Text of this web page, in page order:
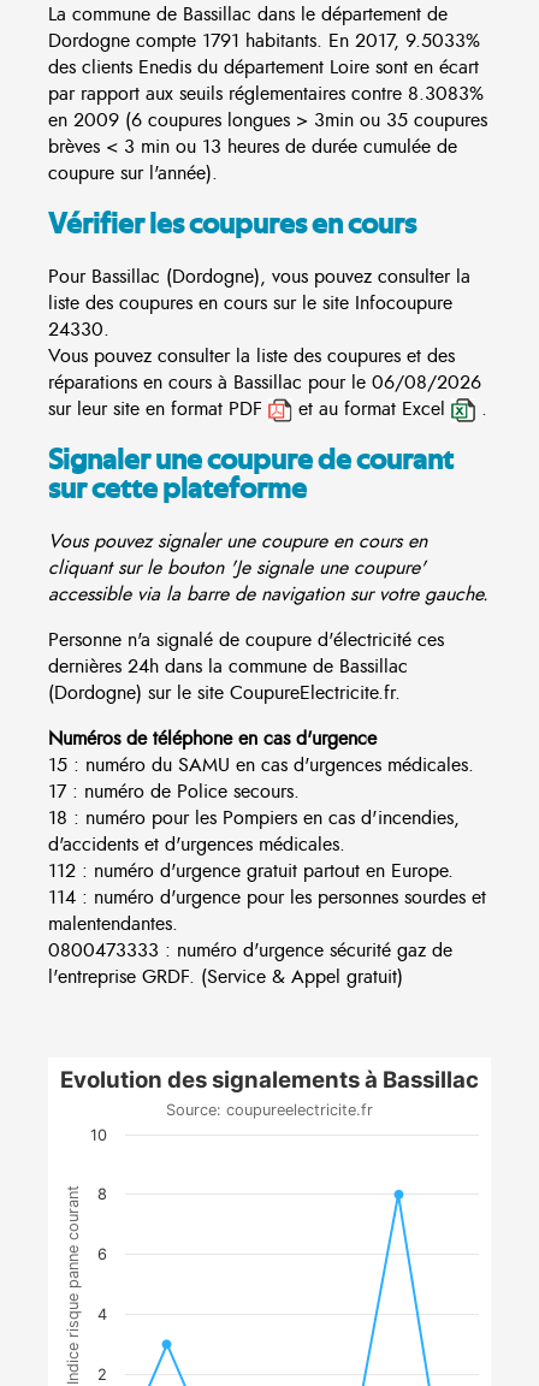
La commune de Bassillac dans le département de
Dordogne compte 1791 habitants. En 2017, 9.5033%
des clients Enedis du département Loire sont en écart
par rapport aux seuils réglementaires contre 8.3083%
en 2009 (6 coupures longues > 3min ou 35 coupures
brèves < 3 min ou 13 heures de durée cumulée de
coupure sur l'année).
Vérifier les coupures en cours
Pour Bassillac (Dordogne), vous pouvez consulter la
liste des coupures en cours sur le site Infocoupure
24330.
Vous pouvez consulter la liste des coupures et des
réparations en cours à Bassillac pour le 06/08/2026
sur leur site en format PDF
et au format Excel .
Signaler une coupure de courant
sur cette plateforme
Vous pouvez signaler une coupure en cours en
cliquant sur le bouton 'Je signale une coupure'
accessible via la barre de navigation sur votre gauche.
Personne n'a signalé de coupure d'électricité ces
dernières 24h dans la commune de Bassillac
(Dordogne) sur le site CoupureElectricite.fr.
Numéros de téléphone en cas d'urgence
15 : numéro du SAMU en cas d'urgences médicales.
17 : numéro de Police secours.
18 : numéro pour les Pompiers en cas d'incendies,
d'accidents et d'urgences médicales.
112 : numéro d'urgence gratuit partout en Europe.
114 : numéro d'urgence pour les personnes sourdes et
malentendantes.
0800473333 : numéro d'urgence sécurité gaz de
l'entreprise GRDF. (Service & Appel gratuit)
Indice risque panne courant
Evolution des signalements à Bassillac
Source: coupureelectricite.fr
2
4
6
8
10